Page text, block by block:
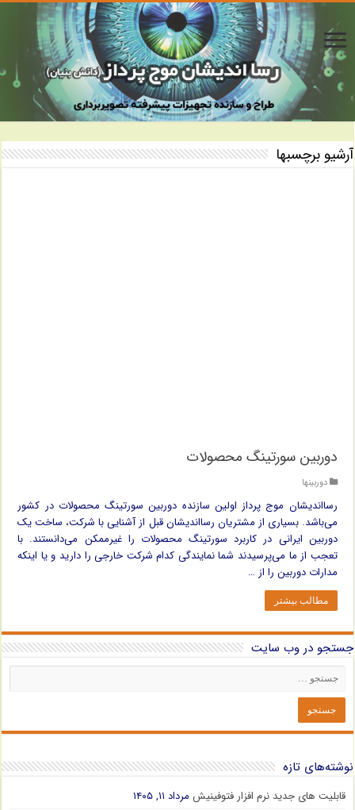
آرشیو برچسبها
دوربین سورتینگ محصولات
دوربینها
رسااندیشان موج پرداز اولین سازنده دوربین سورتینگ محصولات در کشور
می‌باشد. بسیاری از مشتریان رسااندیشان قبل از آشنایی با شرکت، ساخت یک
دوربین ایرانی در کاربرد سورتینگ محصولات را غیرممکن می‌دانستند. با
تعجب از ما می‌پرسیدند شما نمایندگی کدام شرکت خارجی را دارید و یا اینکه
مدارات دوربین را از …
مطالب بیشتر
جستجو در وب سایت
نوشته‌های تازه
قابلیت های جدید نرم افزار فتوفینیش مرداد ۱۱, ۱۴۰۵